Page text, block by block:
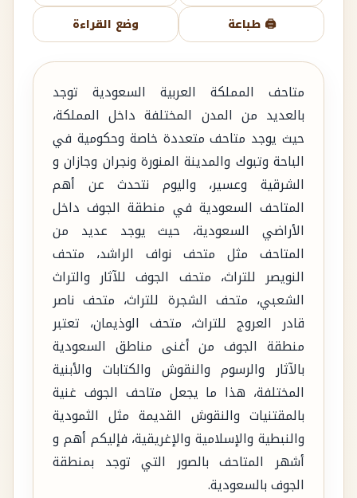
🖨️ طباعة
وضع القراءة
متاحف المملكة العربية السعودية توجد
بالعديد من المدن المختلفة داخل المملكة،
حيث يوجد متاحف متعددة خاصة وحكومية في
الباحة وتبوك والمدينة المنورة ونجران وجازان و
الشرقية وعسير، واليوم نتحدث عن أهم
المتاحف السعودية في منطقة الجوف داخل
الأراضي السعودية، حيث يوجد عديد من
المتاحف مثل متحف نواف الراشد، متحف
النويصر للتراث، متحف الجوف للآثار والتراث
الشعبي، متحف الشجرة للتراث، متحف ناصر
قادر العروج للتراث، متحف الوذيمان، تعتبر
منطقة الجوف من أغنى مناطق السعودية
بالآثار والرسوم والنقوش والكتابات والأبنية
المختلفة، هذا ما يجعل متاحف الجوف غنية
بالمقتنيات والنقوش القديمة مثل الثمودية
والنبطية والإسلامية والإغريقية، فإليكم أهم و
أشهر المتاحف بالصور التي توجد بمنطقة
الجوف بالسعودية.